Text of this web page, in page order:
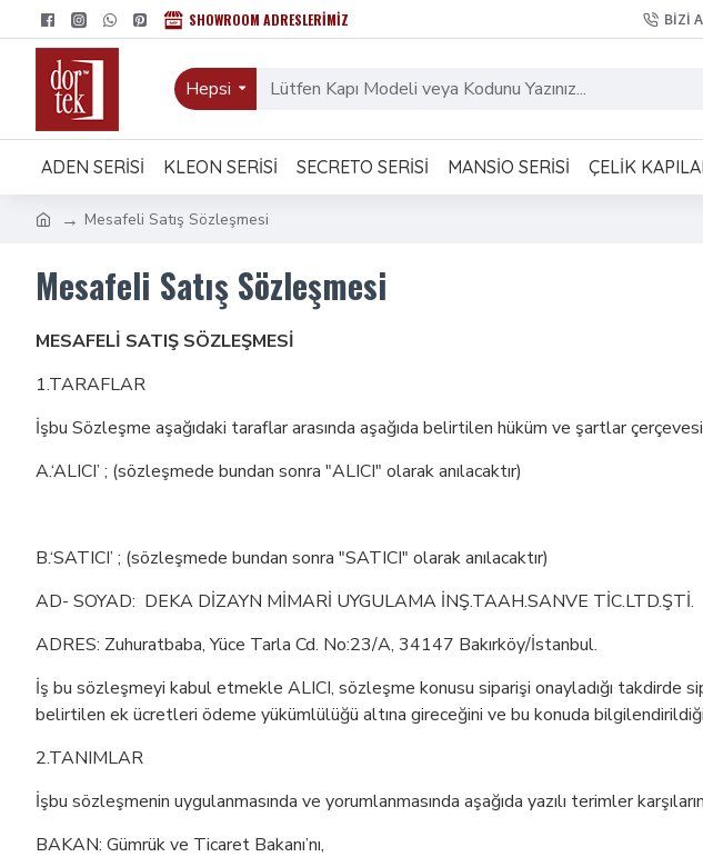
SHOWROOM ADRESLERIMIZ BIZI
Hepsi
ADEN SERISI KLEON SERISI SECRETO SERISI MANSIO SERISI ÇELIK
Mesafeli Satış Sözleşmesi
Mesafeli Satış Sözleşmesi
MESAFELİ SATIŞ SÖZLEŞMESİ
1.TARAFLAR
İşbu Sözleşme aşağıdaki taraflar arasında aşağıda belirtilen hüküm ve şartlar
A.‘ALICI’ ; (sözleşmede bundan sonra "ALICI" olarak anılacaktır)
B.‘SATICI’ ; (sözleşmede bundan sonra "SATICI" olarak anılacaktır)
AD- SOYAD: DEKA DİZAYN MİMARİ UYGULAMA İNŞ.TAAH.SANVE TİC.LTD.ŞTİ.
ADRES: Zuhuratbaba, Yüce Tarla Cd. No:23/A, 34147 Bakırköy/İstanbul.
İş bu sözleşmeyi kabul etmekle ALICI, sözleşme konusu siparişi onayladığı takdirde
belirtilen ek ücretleri ödeme yükümlülüğü altına gireceğini ve bu konuda
2.TANIMLAR
İşbu sözleşmenin uygulanmasında ve yorumlanmasında aşağıda yazılı terimler
BAKAN: Gümrük ve Ticaret Bakanı’nı,